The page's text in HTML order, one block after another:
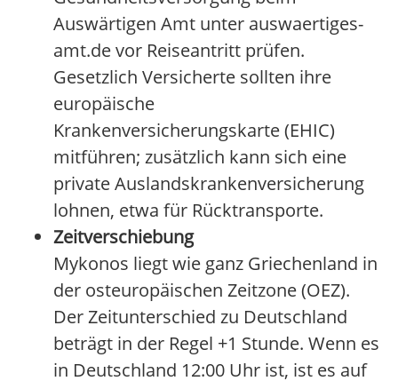
Auswärtigen Amt unter auswaertiges-
amt.de vor Reiseantritt prüfen.
Gesetzlich Versicherte sollten ihre
europäische
Krankenversicherungskarte (EHIC)
mitführen; zusätzlich kann sich eine
private Auslandskrankenversicherung
lohnen, etwa für Rücktransporte.
Zeitverschiebung
Mykonos liegt wie ganz Griechenland in
der osteuropäischen Zeitzone (OEZ).
Der Zeitunterschied zu Deutschland
beträgt in der Regel +1 Stunde. Wenn es
in Deutschland 12:00 Uhr ist, ist es auf